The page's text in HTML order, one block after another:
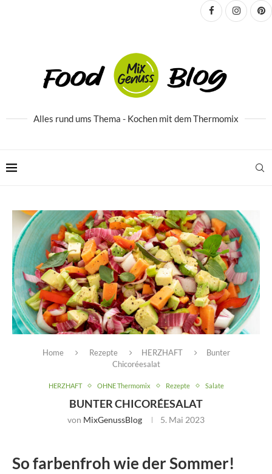
Alles rund ums Thema - Kochen mit dem Thermomix
Home Rezepte HERZHAFT
Bunter
Chicoréesalat
HERZHAFT OHNE Thermomix Rezepte Salate
BUNTER CHICORÉESALAT
von MixGenussBlog 5. Mai 2023
So farbenfroh wie der Sommer!